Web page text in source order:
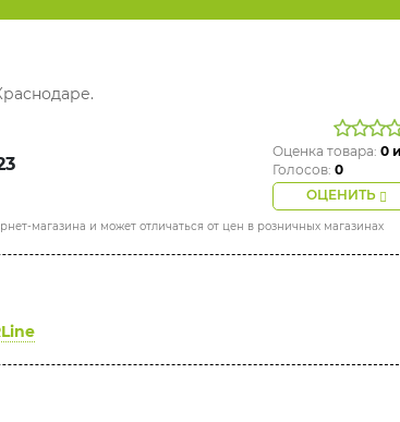
Оценка товара: 0
Голосов: 0
ОЦЕНИТЬ
магазина и может отличаться от цен в розничных магазинах